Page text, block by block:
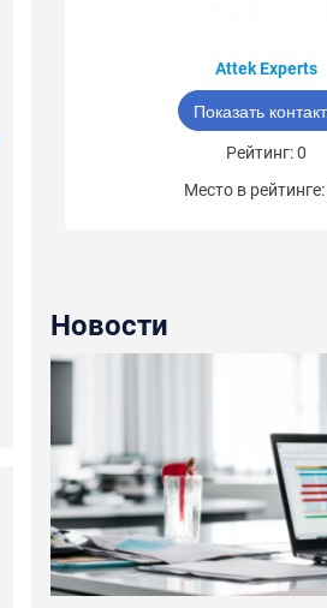
Attek Experts
Показать
Рейтинг: 0
Место в
Новости